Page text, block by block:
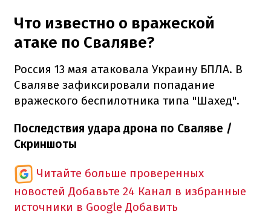
Что известно о вражеской
атаке по Сваляве?
Россия 13 мая атаковала Украину БПЛА. В
Сваляве зафиксировали попадание
вражеского беспилотника типа "Шахед".
Последствия удара дрона по Сваляве /
Скриншоты
Читайте больше проверенных
новостей Добавьте 24 Канал в избранные
источники в Google Добавить